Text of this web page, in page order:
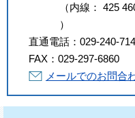
（内線 ： 425
）
直通電話： 029-240-
FAX： 029-297-6860
メールでのお問合